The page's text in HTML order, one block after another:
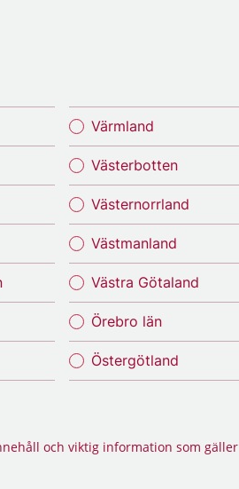
Värmland
Västerbotten
Västernorrland
Västmanland
Västra Götaland
Örebro län
Östergötland
och viktig information som gäller